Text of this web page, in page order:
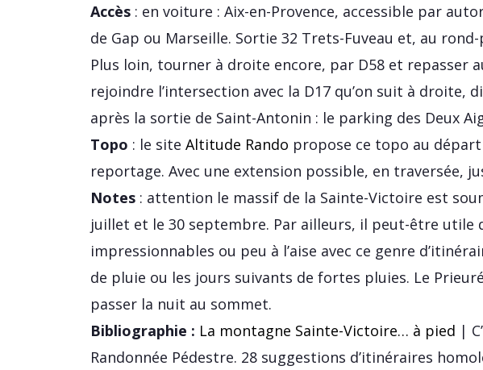
Accès : en voiture : Aix-en-Provence, accessible par
de Gap ou Marseille. Sortie 32 Trets-Fuveau et, au
Plus loin, tourner à droite encore, par D58 et repasser
rejoindre l’intersection avec la D17 qu’on suit à
après la sortie de Saint-Antonin : le parking des Deux
Topo : le site Altitude Rando propose ce topo au départ
reportage. Avec une extension possible, en traversée,
Notes : attention le massif de la Sainte-Victoire est
juillet et le 30 septembre. Par ailleurs, il peut-être utile
impressionnables ou peu à l’aise avec ce genre
de pluie ou les jours suivants de fortes pluies. Le
passer la nuit au sommet.
Bibliographie : La montagne Sainte-Victoire… à pied |
Randonnée Pédestre. 28 suggestions d’itinéraires